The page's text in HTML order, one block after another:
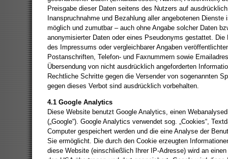
Preisgabe dieser Daten seitens des Nutzers auf
Inanspruchnahme und Bezahlung aller angebotenen
möglich und zumutbar – auch ohne Angabe solcher Daten
anonymisierter Daten oder eines Pseudonyms gestattet. Die
des Impressums oder vergleichbarer Angaben
Postanschriften, Telefon- und Faxnummern sowie
Übersendung von nicht ausdrücklich angeforderten
Rechtliche Schritte gegen die Versender von sogenannten
gegen dieses Verbot sind ausdrücklich vorbehalten.
4.1 Google Analytics
Diese Website benutzt Google Analytics, einen
(„Google“). Google Analytics verwendet sog. „Cookies“,
Computer gespeichert werden und die eine Analyse der
Sie ermöglicht. Die durch den Cookie erzeugten
diese Website (einschließlich Ihrer IP-Adresse) wird an